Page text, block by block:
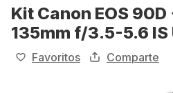
Kit Canon EOS 90D
135mm f/3.5-5.6 IS
Favoritos Comparte